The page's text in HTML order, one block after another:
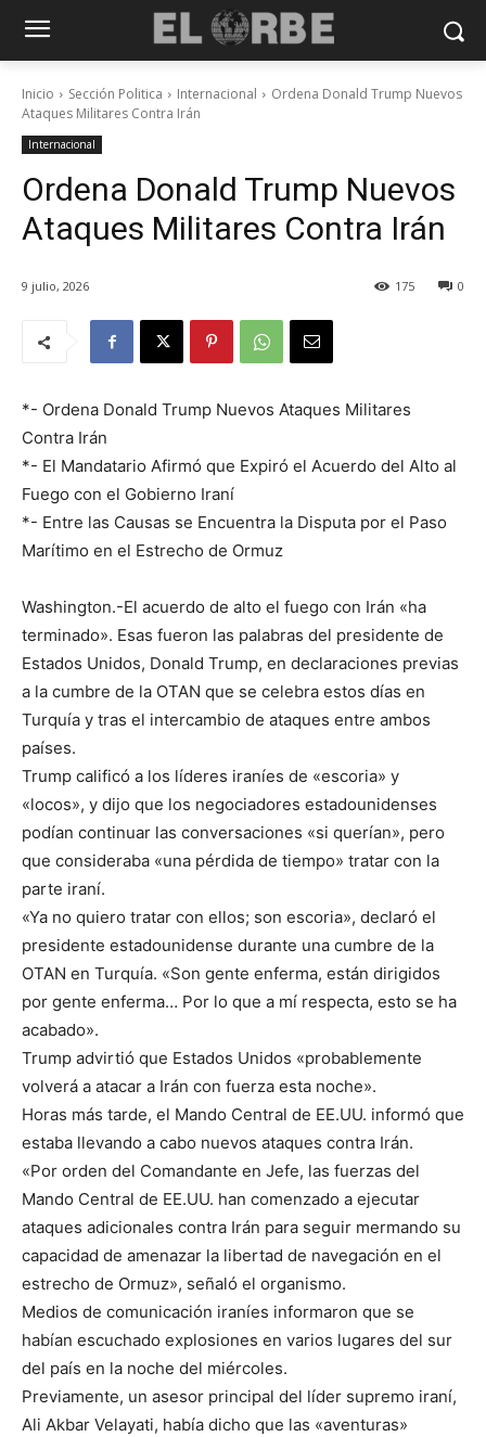
Inicio Sección Politica Internacional
Ordena Donald Trump Nuevos
Ataques Militares Contra Irán
Internacional
Ordena Donald Trump Nuevos
Ataques Militares Contra Irán
9 julio, 2026 0
175
*- Ordena Donald Trump Nuevos Ataques Militares
Contra Irán
*- El Mandatario Afirmó que Expiró el Acuerdo del Alto al
Fuego con el Gobierno Iraní
*- Entre las Causas se Encuentra la Disputa por el Paso
Marítimo en el Estrecho de Ormuz
Washington.-El acuerdo de alto el fuego con Irán «ha
terminado». Esas fueron las palabras del presidente de
Estados Unidos, Donald Trump, en declaraciones previas
a la cumbre de la OTAN que se celebra estos días en
Turquía y tras el intercambio de ataques entre ambos
países.
Trump calificó a los líderes iraníes de «escoria» y
«locos», y dijo que los negociadores estadounidenses
podían continuar las conversaciones «si querían», pero
que consideraba «una pérdida de tiempo» tratar con la
parte iraní.
«Ya no quiero tratar con ellos; son escoria», declaró el
presidente estadounidense durante una cumbre de la
OTAN en Turquía. «Son gente enferma, están dirigidos
por gente enferma… Por lo que a mí respecta, esto se ha
acabado».
Trump advirtió que Estados Unidos «probablemente
volverá a atacar a Irán con fuerza esta noche».
Horas más tarde, el Mando Central de EE.UU. informó que
estaba llevando a cabo nuevos ataques contra Irán.
«Por orden del Comandante en Jefe, las fuerzas del
Mando Central de EE.UU. han comenzado a ejecutar
ataques adicionales contra Irán para seguir mermando su
capacidad de amenazar la libertad de navegación en el
estrecho de Ormuz», señaló el organismo.
Medios de comunicación iraníes informaron que se
habían escuchado explosiones en varios lugares del sur
del país en la noche del miércoles.
Previamente, un asesor principal del líder supremo iraní,
Ali Akbar Velayati, había dicho que las «aventuras»